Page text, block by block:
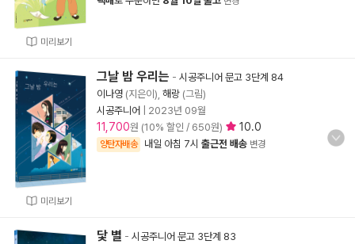
미리보기
미리보기
그날 밤 우리는 - 시공주니어 문고 3단계 84
이나영 (지은이), 해랑 (그림)
시공주니어
2023년 09월
11,700원 (10% 할인 / 650원) 10.0
양탄자배송 내일 아침 7시 출근전 배송 변경
닻 별 - 시공주니어 문고 3단계 83